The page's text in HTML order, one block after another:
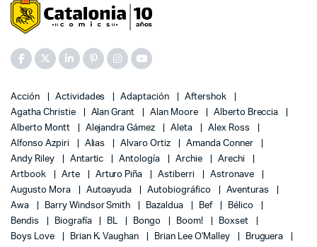
Acción Actividades Adaptación
Aftershok
Agatha Christie
Alan Grant Alan Moore
Alberto Breccia
Alberto Montt
Alejandra Gámez Aleta
Alex Ross
Alfonso Azpiri
Alias Alvaro Ortiz
Amanda Conner
Andy Riley
Antartic Antología Archie
Arechi
Artbook
Arte Arturo Piña Astiberri
Astronave
Augusto Mora
Autoayuda Autobiográfico
Aventuras
Awa
Barry Windsor Smith Bazaldua Bef
Bélico
Bendis
Biografía BL Bongo Boom!
Boxset
Boys Love
Brian K. Vaughan Brian Lee O'Malley
Bruguera